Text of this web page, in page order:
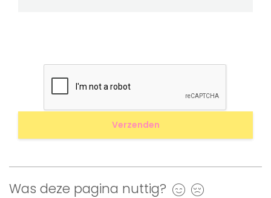
Was deze pagina nuttig? Ja